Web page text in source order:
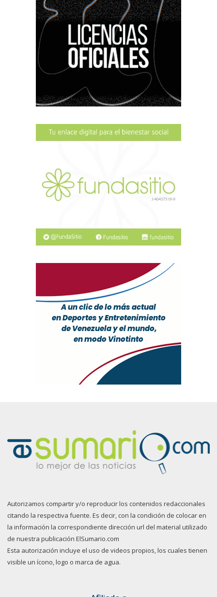
Autorizamos compartir y/o reproducir los contenidos redaccionales
citando la respectiva fuente. Es decir, con la condición de colocar en
la información la correspondiente dirección url del material utilizado
de nuestra publicación ElSumario.com
Esta autorización incluye el uso de videos propios, los cuales tienen
visible un ícono, logo o marca de agua.